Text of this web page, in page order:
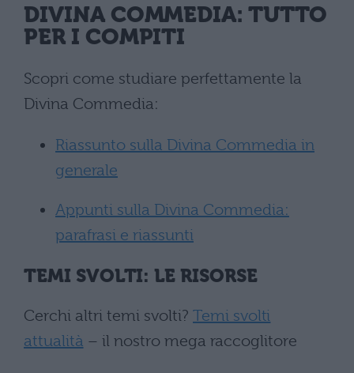
DIVINA COMMEDIA: TUTTO
PER I COMPITI
Scopri come studiare perfettamente la
Divina Commedia:
Riassunto sulla Divina Commedia in
generale
Appunti sulla Divina Commedia:
parafrasi e riassunti
TEMI SVOLTI: LE RISORSE
Cerchi altri temi svolti? Temi svolti
attualità – il nostro mega raccoglitore